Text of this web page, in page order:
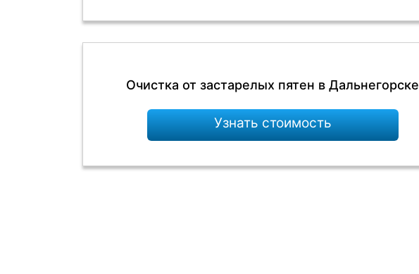
Очистка от застарелых пятен в Дальнегорске
Узнать стоимость